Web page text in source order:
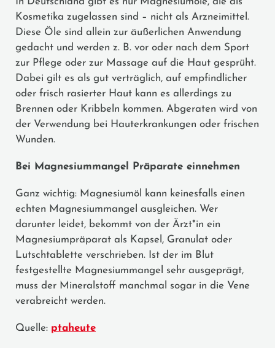
Kosmetika zugelassen sind – nicht als Arzneimittel.
Diese Öle sind allein zur äußerlichen Anwendung
gedacht und werden z. B. vor oder nach dem Sport
zur Pflege oder zur Massage auf die Haut gesprüht.
Dabei gilt es als gut verträglich, auf empfindlicher
oder frisch rasierter Haut kann es allerdings zu
Brennen oder Kribbeln kommen. Abgeraten wird von
der Verwendung bei Hauterkrankungen oder frischen
Wunden.
Bei Magnesiummangel Präparate einnehmen
Ganz wichtig: Magnesiumöl kann keinesfalls einen
echten Magnesiummangel ausgleichen. Wer
darunter leidet, bekommt von der Ärzt*in ein
Magnesiumpräparat als Kapsel, Granulat oder
Lutschtablette verschrieben. Ist der im Blut
festgestellte Magnesiummangel sehr ausgeprägt,
muss der Mineralstoff manchmal sogar in die Vene
verabreicht werden.
Quelle: ptaheute